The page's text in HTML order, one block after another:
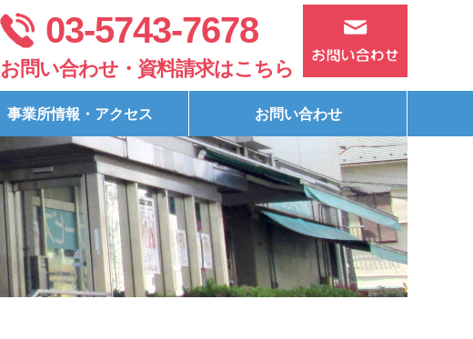
03-5743-7678
お問い合わせ・資料請求はこちら
事業所情報・アクセス お問い合わせ